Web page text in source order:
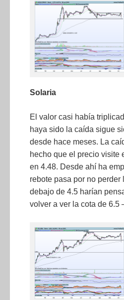
Solaria
El valor casi había
haya sido la caída sigue
desde hace meses. La
hecho que el precio visite
en 4.48. Desde ahí ha
rebote pasa por no
debajo de 4.5 harían
volver a ver la cota de 6.5